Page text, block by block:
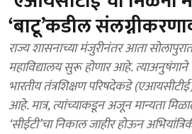
‘बाटू’कडील
राज्य शासनाच्या मंजुरीनंतर आता
महाविद्यालय सुरू होणार आहे.
भारतीय तंत्रशिक्षण परिषदेकडे
आहे. मात्र, त्यांच्याकडून अजून मान्यता
‘सीईटी’चा निकाल जाहीर होऊन